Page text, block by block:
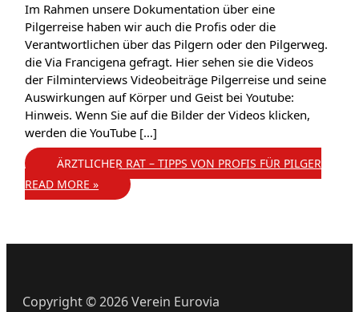
Im Rahmen unsere Dokumentation über eine
Pilgerreise haben wir auch die Profis oder die
Verantwortlichen über das Pilgern oder den Pilgerweg.
die Via Francigena gefragt. Hier sehen sie die Videos
der Filminterviews Videobeiträge Pilgerreise und seine
Auswirkungen auf Körper und Geist bei Youtube:
Hinweis. Wenn Sie auf die Bilder der Videos klicken,
werden die YouTube […]
ÄRZTLICHER RAT – TIPPS VON PROFIS FÜR PILGER
READ MORE »
Copyright © 2026 Verein Eurovia